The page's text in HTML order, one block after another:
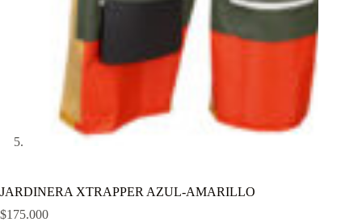
JARDINERA XTRAPPER AZUL-AMARILLO
$175.000